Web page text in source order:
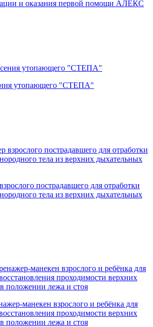
и оказания первой помощи АЛЕКС
утопающего "СТЕПА"
пострадавшего для отработки
тела из верхних дыхательных
манекен взрослого и ребёнка для
проходимости верхних
положении лежа и стоя